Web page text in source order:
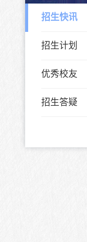
招生快讯
招生计划
优秀校友
招生答疑